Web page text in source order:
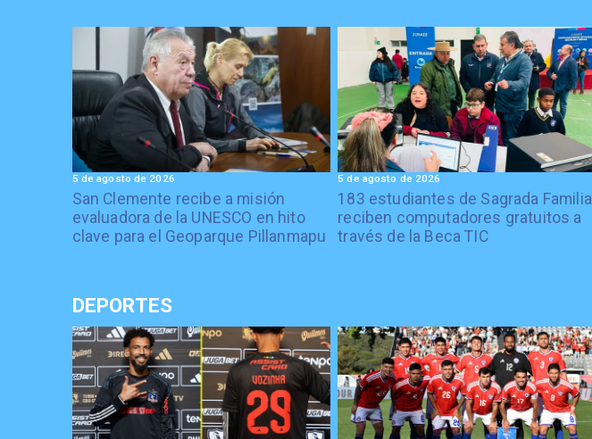
San Clemente recibe a misión
evaluadora de la UNESCO en hito
clave para el Geoparque Pillanmapu
5 de agosto de 2026
183 estudiantes de Sagrada Familia
reciben computadores gratuitos a
través de la Beca TIC
5 de agosto de 2026
DEPORTES